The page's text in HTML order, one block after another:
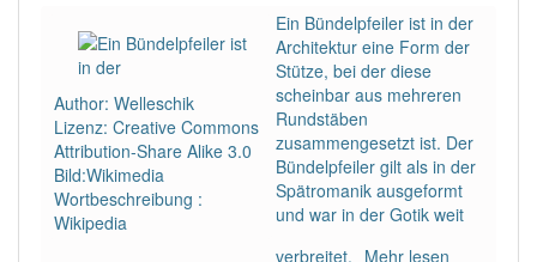
DER:1 397
DIE:9 Ausnahmen Beispiele
DAS:11Ausnahmen Beispiele
Author: Welleschik
Lizenz: Creative Commons
Attribution-Share Alike 3.0
Bild:Wikimedia
Wortbeschreibung :
Wikipedia
Ein Bündelpfeiler ist in der
Architektur eine Form der
Stütze, bei der diese
scheinbar aus mehreren
Rundstäben
zusammengesetzt ist. Der
Bündelpfeiler gilt als in der
Spätromanik ausgeformt
und war in der Gotik weit
verbreitet. Mehr lesen